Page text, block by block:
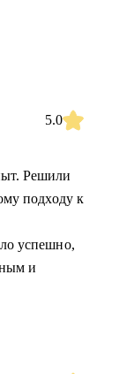
5.0
Решили
подходу к
успешно,
и